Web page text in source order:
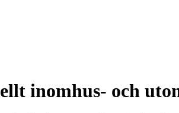
inomhus- och